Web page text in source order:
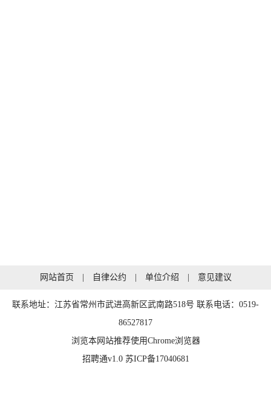
网站首页 自律公约 单位介绍 意见建议
联系地址：江苏省常州市武进高新区武南路518号 联系电话：0519-
86527817
浏览本网站推荐使用Chrome浏览器
招聘通v1.0 苏ICP备17040681